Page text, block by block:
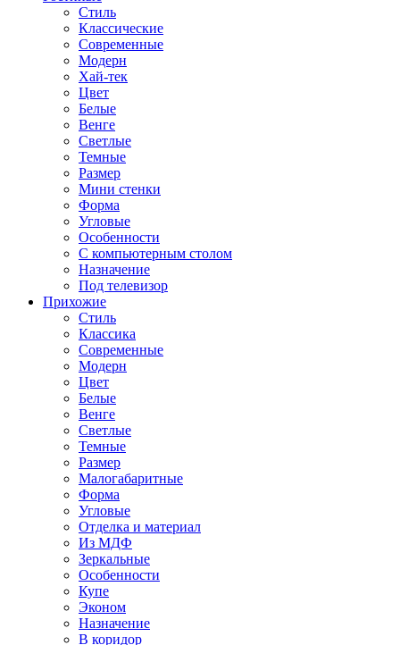
Стиль
Классические
Современные
Модерн
Хай-тек
Цвет
Белые
Венге
Светлые
Темные
Размер
Мини стенки
Форма
Угловые
Особенности
С компьютерным столом
Назначение
Под телевизор
Прихожие
Стиль
Классика
Современные
Модерн
Цвет
Белые
Венге
Светлые
Темные
Размер
Малогабаритные
Форма
Угловые
Отделка и материал
Из МДФ
Зеркальные
Особенности
Купе
Эконом
Назначение
В коридор